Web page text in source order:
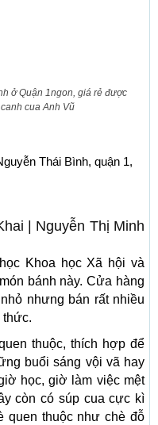
ở Quận 1ngon, giá rẻ được
cua Anh Vũ
Thái Bình, quận 1,
| Nguyễn Thị Minh
Khoa học Xã hội và
bánh này. Cửa hàng
nhưng bán rất nhiều
thức.
thuộc, thích hợp để
buổi sáng vội vã hay
học, giờ làm việc mệt
còn có súp cua cực kì
quen thuộc như chè đỗ